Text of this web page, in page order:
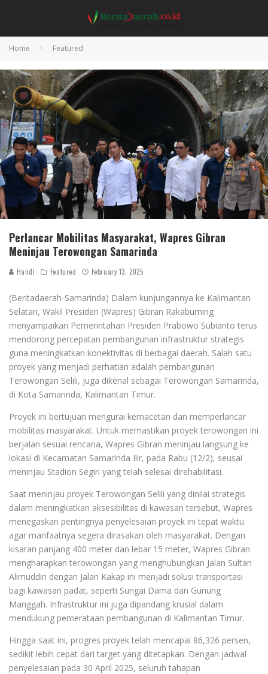
Home Featured
Perlancar Mobilitas Masyarakat, Wapres Gibran
Meninjau Terowongan Samarinda
Handi Featured February 13, 2025
(Beritadaerah-Samarinda) Dalam kunjungannya ke Kalimantan
Selatan, Wakil Presiden (Wapres) Gibran Rakabuming
menyampaikan Pemerintahan Presiden Prabowo Subianto terus
mendorong percepatan pembangunan infrastruktur strategis
guna meningkatkan konektivitas di berbagai daerah. Salah satu
proyek yang menjadi perhatian adalah pembangunan
Terowongan Selili, juga dikenal sebagai Terowongan Samarinda,
di Kota Samarinda, Kalimantan Timur.
Proyek ini bertujuan mengurai kemacetan dan memperlancar
mobilitas masyarakat. Untuk memastikan proyek terowongan ini
berjalan sesuai rencana, Wapres Gibran meninjau langsung ke
lokasi di Kecamatan Samarinda Ilir, pada Rabu (12/2), seusai
meninjau Stadion Segiri yang telah selesai direhabilitasi.
Saat meninjau proyek Terowongan Selili yang dinilai strategis
dalam meningkatkan aksesibilitas di kawasan tersebut, Wapres
menegaskan pentingnya penyelesaian proyek ini tepat waktu
agar manfaatnya segera dirasakan oleh masyarakat. Dengan
kisaran panjang 400 meter dan lebar 15 meter, Wapres Gibran
mengharapkan terowongan yang menghubungkan Jalan Sultan
Alimuddin dengan Jalan Kakap ini menjadi solusi transportasi
bagi kawasan padat, seperti Sungai Dama dan Gunung
Manggah. Infrastruktur ini juga dipandang krusial dalam
mendukung pemerataan pembangunan di Kalimantan Timur.
Hingga saat ini, progres proyek telah mencapai 86,326 persen,
sedikit lebih cepat dari target yang ditetapkan. Dengan jadwal
penyelesaian pada 30 April 2025, seluruh tahapan